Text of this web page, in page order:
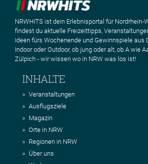
NRWHITS ist dein Erlebnisportal für Nordrhein-
findest du aktuelle Freizeittipps,
Ideen fürs Wochenende und Gewinnspiele aus
Indoor oder Outdoor, ob jung oder alt, ob A wie
Zülpich - wir wissen wo in NRW was los ist!
INHALTE
Veranstaltungen
Ausflugsziele
Magazin
Orte in NRW
Regionen in NRW
Über uns